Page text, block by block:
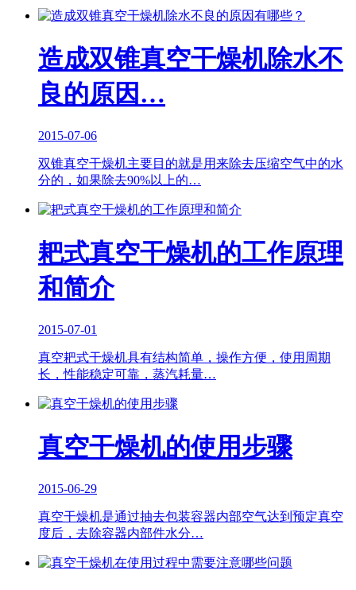
造成双锥真空干燥机除水不
良的原因…
2015-07-06
双锥真空干燥机主要目的就是用来除去压缩空气中的水
分的，如果除去90%以上的…
耙式真空干燥机的工作原理
和简介
2015-07-01
真空耙式干燥机具有结构简单，操作方便，使用周期
长，性能稳定可靠，蒸汽耗量…
真空干燥机的使用步骤
2015-06-29
真空干燥机是通过抽去包装容器内部空气达到预定真空
度后，去除容器内部件水分…